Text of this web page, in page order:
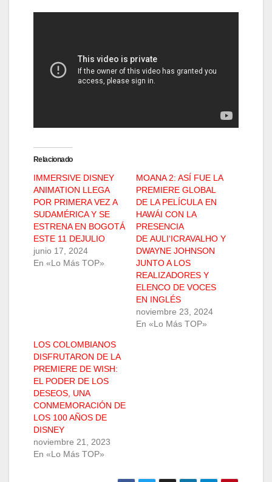
Relacionado
IMMERSIVE DISNEY
ANIMATION LLEGA
POR PRIMERA VEZ A
SUDAMÉRICA Y SE
ESTRENA EN BOGOTÁ
ESTE 11 DEJULIO
junio 17, 2024
En «Lo Más TOP»
MOANA 2: ASÍ FUE LA
PREMIERE GLOBAL
DE LA PELÍCULA EN
HAWÁI CON LA
PRESENCIA
DE AULIʻICRAVALHO Y
DWAYNE JOHNSON
JUNTO A LOS
REALIZADORES Y
ELENCO DE VOCES
EN INGLÉS
noviembre 23, 2024
En «Lo Más TOP»
LOS COLOMBIANOS
DISFRUTARON DE LA
PREMIERE DE WISH:
EL PODER DE LOS
DESEOS, UNA
CONMEMORACIÓN DE
LOS 100 AÑOS DE
DISNEY
noviembre 21, 2023
En «Lo Más TOP»